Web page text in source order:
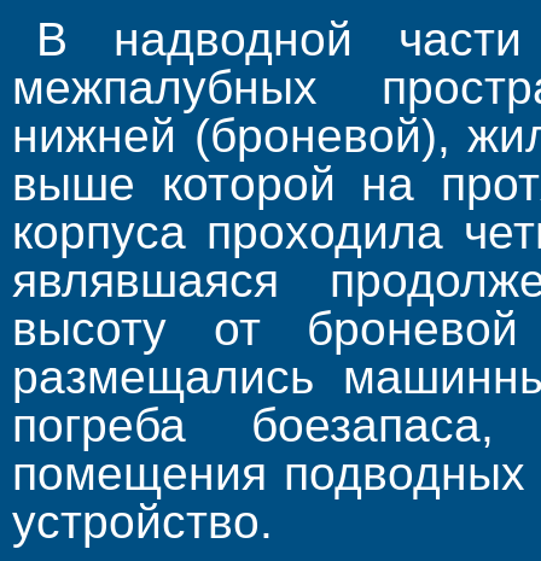
В надводной
межпалубных
нижней (броневой),
выше которой на
корпуса проходила
являвшаяся
высоту от
размещались
погреба
помещения подводных
устройство.